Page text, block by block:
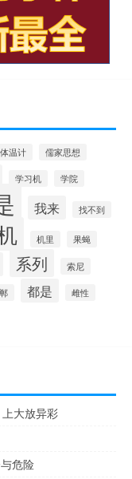
体温计 儒家思想
学习机 学院
我来 找不到
机里 果蝇
系列 索尼
都是 雌性
大放异彩
危险